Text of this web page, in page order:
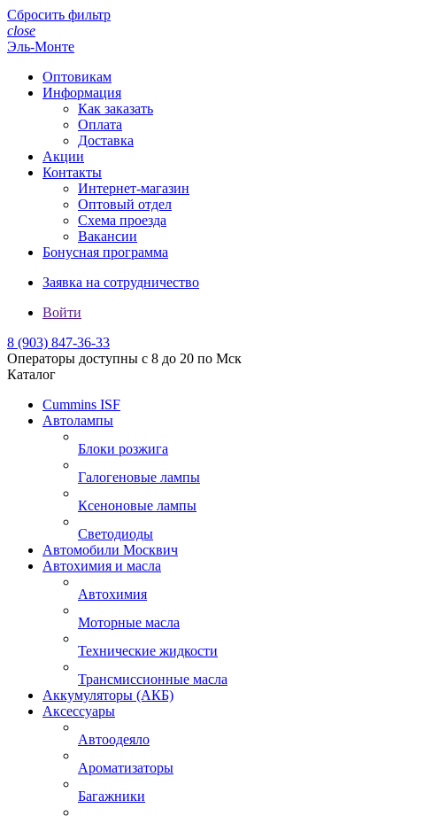
Сбросить фильтр
close
Эль-Монте
Оптовикам
Информация
Как заказать
Оплата
Доставка
Акции
Контакты
Интернет-магазин
Оптовый отдел
Схема проезда
Вакансии
Бонусная программа
Заявка на сотрудничество
Войти
8 (903) 847-36-33
Операторы доступны с 8 до 20 по Мск
Каталог
Cummins ISF
Автолампы
Блоки розжига
Галогеновые лампы
Ксеноновые лампы
Светодиоды
Автомобили Москвич
Автохимия и масла
Автохимия
Моторные масла
Технические жидкости
Трансмиссионные масла
Аккумуляторы (АКБ)
Аксессуары
Автоодеяло
Ароматизаторы
Багажники